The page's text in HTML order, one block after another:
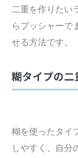
二重を作りたい
らプッシャーで
せる方法です。
糊タイプの二
糊を使ったタイ
しやすく、自分